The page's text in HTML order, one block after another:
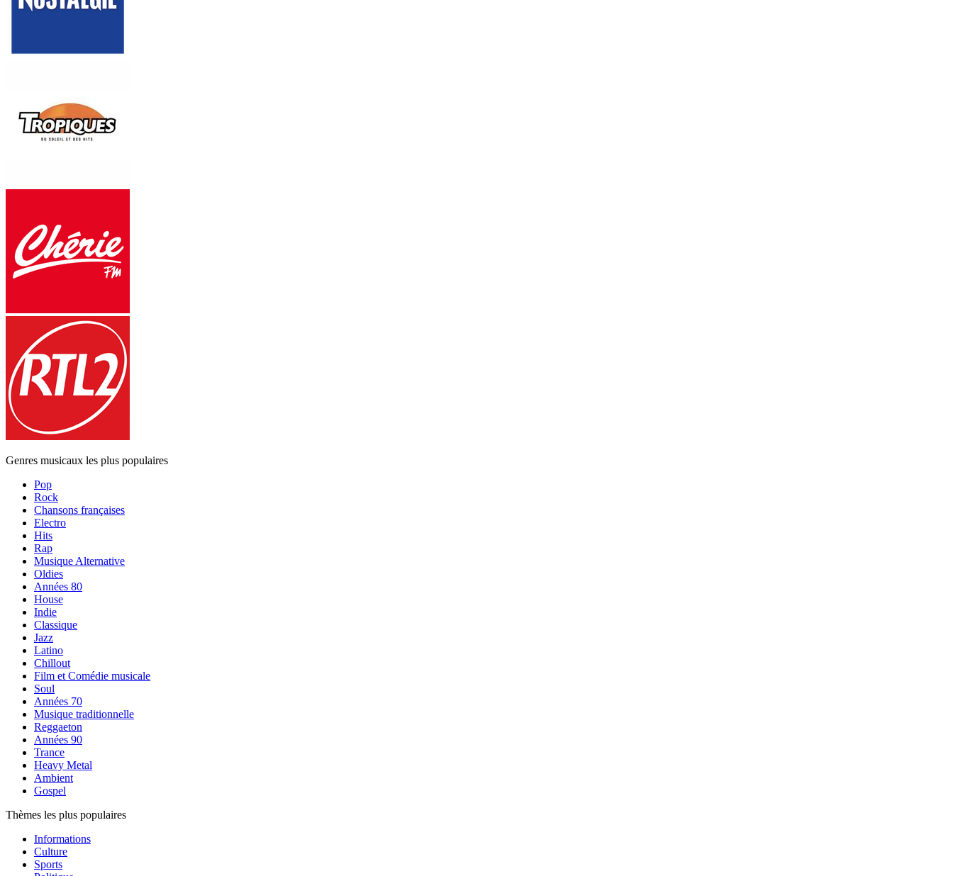
Genres musicaux les plus populaires
Pop
Rock
Chansons françaises
Electro
Hits
Rap
Musique Alternative
Oldies
Années 80
House
Indie
Classique
Jazz
Latino
Chillout
Film et Comédie musicale
Soul
Années 70
Musique traditionnelle
Reggaeton
Années 90
Trance
Heavy Metal
Ambient
Gospel
Thèmes les plus populaires
Informations
Culture
Sports